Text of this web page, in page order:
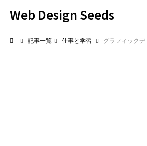
Web Design Seeds
記事一覧 仕事と学習 グラフィックデザイナーとWebデザイ